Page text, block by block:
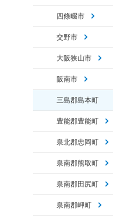
四條畷市
交野市
大阪狭山市
阪南市
三島郡島本町
豊能郡豊能町
泉北郡忠岡町
泉南郡熊取町
泉南郡田尻町
泉南郡岬町